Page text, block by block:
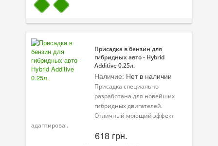
Присадка в бензин для
гибридных авто - Hybrid
Additive 0.25л.
Наличие: Нет в наличии
Присадка специально
разработана для новейших
гибридных двигателей.
Отличный моющий эффект
адаптирова..
618 грн.